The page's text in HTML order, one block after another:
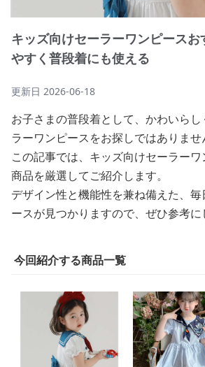
キッズ向けセーラーワンピースお
やすく普段着にも使える
更新日 2026-06-18
お子さまの普段着として、かわいら
ラーワンピースをお探しではありませ
この記事では、キッズ向けセーラー
商品を厳選してご紹介します。
デザイン性と機能性を兼ね備えた、
ースが見つかりますので、ぜひ参考に
今回紹介する商品一覧